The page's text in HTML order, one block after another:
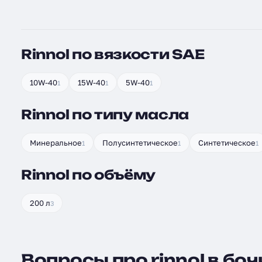
Rinnol по вязкости SAE
10W-401 15W-401 5W-401
Rinnol по типу масла
Минеральное1 Полусинтетическое1 Синтетическое1
Rinnol по объёму
200 л3